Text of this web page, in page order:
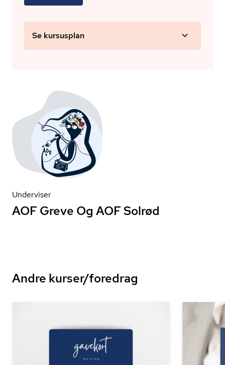
Se kursusplan
Underviser
AOF Greve Og AOF Solrød
Andre kurser/foredrag